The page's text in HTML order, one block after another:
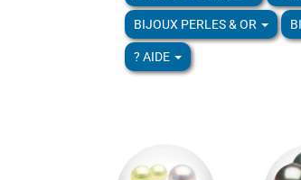
BIJOUX PERLES & OR
? AIDE